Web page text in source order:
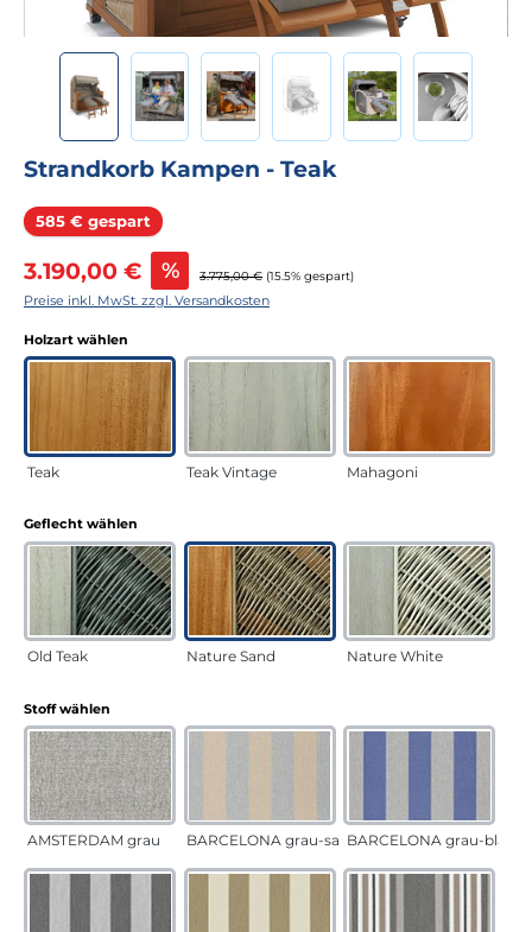
Strandkorb Kampen - Teak
585 € gespart Rabatt
Verkaufspreis:
3.190,00 € % Regulärer Preis:
3.775,00 € (15.5% gespart)
Preise inkl. MwSt. zzgl. Versandkosten
Holzart wählen
Teak Teak Vintage Mahagoni
Geflecht wählen
Old Teak Nature Sand Nature White
Stoff wählen
AMSTERDAM grau BARCELONA grau-sandBARCELONA grau-blau